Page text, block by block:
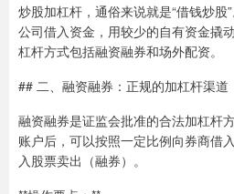
炒股加杠杆，通俗来说就是“借钱炒股
公司借入资金，用较少的自有资金撬
杠杆方式包括融资融券和场外配资。
## 二、融资融券：正规的加杠杆渠道
融资融券是证监会批准的合法加杠杆
账户后，可以按照一定比例向券商借
入股票卖出（融券）。